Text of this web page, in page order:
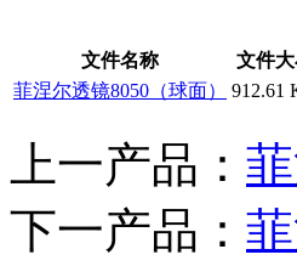
文件名称 文件
菲涅尔透镜8050（球面）
912.61
上一产品：
下一产品：